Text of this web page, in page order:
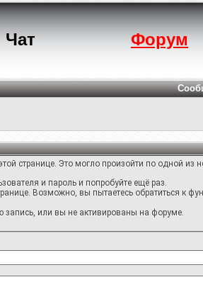
Чат Форум
странице. Это могло произойти по одной из
и пароль и попробуйте ещё раз.
Возможно, вы пытаетесь обратиться к
или вы не активированы на форуме.